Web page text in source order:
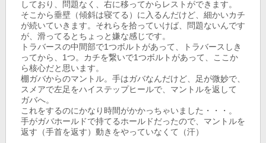
しており、問題なく、右に移ってからレストができます。
そこから垂壁（傾斜は寝てる）に入るんだけど、細かいカチ
が続いていきます。それらを拾っていけば、問題ないんです
が、滑ってるとちょっと嫌な感じです。
トラバースの中間部で1つボルトがあって、トラバースしき
ってから、1つ。カチを繋いで1つボルトがあって、ここか
ら核心だと思います。
棚ガバからのマントル。手はガバなんだけど、足が微妙で、
スメアで左足をハイステップヒールで、マントルを返して
ガバへ。
これをするのにかなり時間がかかっちゃいました・・・。
手がガバホールドで持てるホールドだったので、マントルを
返す（手首を返す）動きをやっていなくて（汗）